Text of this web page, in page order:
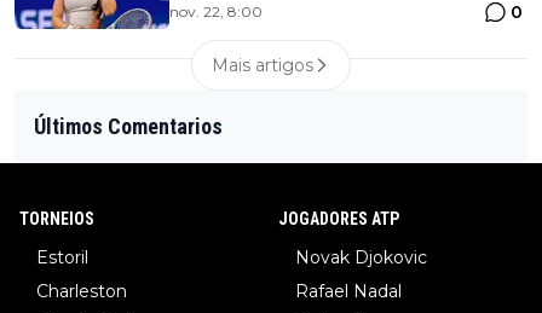
nov. 22, 8:00 0
Mais artigos
Últimos Comentarios
TORNEIOS
Estoril
Charleston
JOGADORES ATP
Novak Djokovic
Rafael Nadal